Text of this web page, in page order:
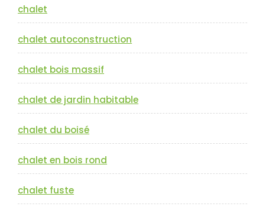
chalet
chalet autoconstruction
chalet bois massif
chalet de jardin habitable
chalet du boisé
chalet en bois rond
chalet fuste